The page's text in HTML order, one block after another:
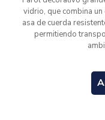
vidrio, que combina
asa de cuerda
permitiendo